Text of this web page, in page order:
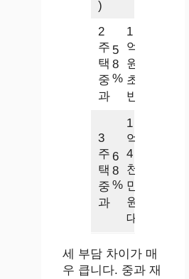
)
2
주
택
중
과
5
8
%
1
억
원
초
반
3
주
택
중
과
6
8
%
1
억
4
천
만
원
대
세 부담 차이가 매
우 큽니다. 중과 재